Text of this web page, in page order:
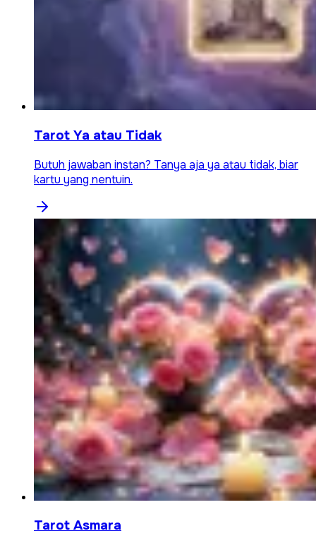
Tarot Ya atau Tidak
Butuh jawaban instan? Tanya aja ya atau tidak, biar
kartu yang nentuin.
Tarot Asmara